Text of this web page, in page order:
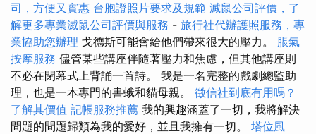
司，方便又實惠 台胞證照片要求及規範 滅鼠公司評價，了
解更多專業滅鼠公司評價與服務 - 旅行社代辦護照服務，專
業協助您辦理 戈德斯可能會給他們帶來很大的壓力。 脹氣
按摩服務 儘管某些講座伴隨著壓力和焦慮，但其他講座則
不必在閉幕式上背誦一首詩。 我是一名完整的戲劇總監助
理，也是一本專門的書蛾和貓母親。 徵信社到底有用嗎？
了解其價值 記帳服務推薦 我的興趣涵蓋了一切，我將解決
問題的問題歸類為我的愛好，並且我擁有一切。 塔位風